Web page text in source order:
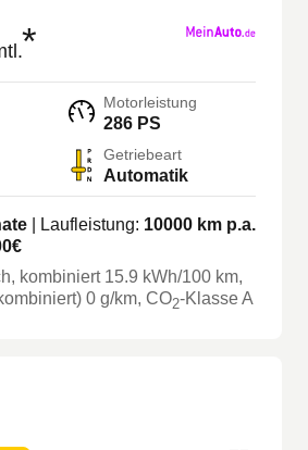
*
Motorleistung
286 PS
Getriebeart
Automatik
| Laufleistung: 10000 km p.a.
€
kombiniert 15.9 kWh/100 km,
0 g/km, CO2-KlasseA